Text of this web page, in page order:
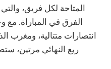
المتاحة لكل فريق،
الفرق في المباراة.
انتصارات متتالية، ومغرب
ربع النهائي مرتين،